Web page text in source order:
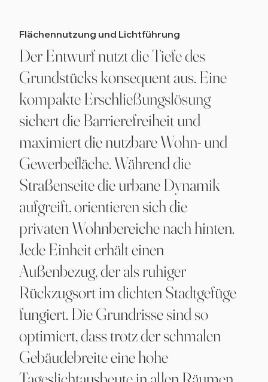
Flächennutzung und Lichtführung
Der Entwurf nutzt die Tiefe des
Grundstücks konsequent aus. Eine
kompakte Erschließungslösung
sichert die Barrierefreiheit und
maximiert die nutzbare Wohn- und
Gewerbefläche. Während die
Straßenseite die urbane Dynamik
aufgreift, orientieren sich die
privaten Wohnbereiche nach hinten.
Jede Einheit erhält einen
Außenbezug, der als ruhiger
Rückzugsort im dichten Stadtgefüge
fungiert. Die Grundrisse sind so
optimiert, dass trotz der schmalen
Gebäudebreite eine hohe